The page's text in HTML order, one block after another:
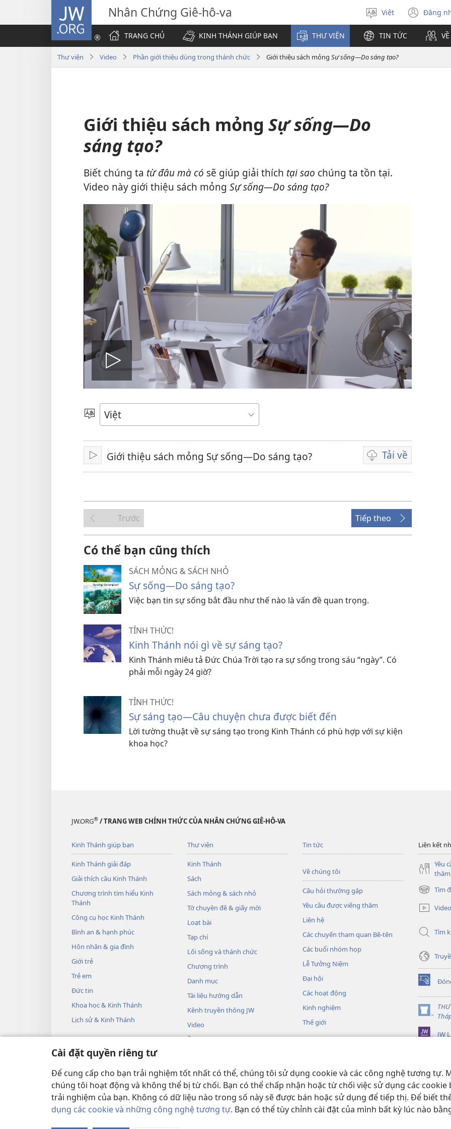
Cài đặt quyền riêng tư
Để cung cấp cho bạn trải nghiệm tốt nhất có thể, chúng tôi sử dụng cookie và các công nghệ tương tự.
chúng tôi hoạt động và không thể bị từ chối. Bạn có thể chấp nhận hoặc từ chối việc sử dụng các
trải nghiệm của bạn. Không có dữ liệu nào trong số này sẽ được bán hoặc sử dụng để tiếp thị. Để biết
dụng các cookie và những công nghệ tương tự. Bạn có thể tùy chỉnh cài đặt của mình bất kỳ lúc nào
JW.ORG Nhân Chứng Giê-hô-va
Chọn
ngôn
ngữ
Việt Đăng(mở
cửa
sổ
mới)
TRANG CHỦ
KINH THÁNH GIÚP BẠN THƯ VIỆN TIN TỨC
Thư viện Video Phần giới thiệu dùng trong thánh chức Giới thiệu sách mỏng Sự sống—Do sáng tạo?
Giới thiệu sách mỏng Sự sống—Do
sáng tạo?
Biết chúng ta từ đâu mà có sẽ giúp giải thích tại sao chúng ta tồn tại.
Video này giới thiệu sách mỏng Sự sống​—Do sáng tạo?
Bật
video
Chọn
ngôn
ngữ
BậtGiới thiệu sách mỏng Sự sống—Do sáng tạo? Tải về
Lựa
chọn
về
video
Trước Tiếp theo
Có thể bạn cũng thích
SÁCH MỎNG & SÁCH NHỎ
Sự sống—Do sáng tạo?
Việc bạn tin sự sống bắt đầu như thế nào là vấn đề quan trọng.
TỈNH THỨC!
Kinh Thánh nói gì về sự sáng tạo?
Kinh Thánh miêu tả Ðức Chúa Trời tạo ra sự sống trong sáu “ngày”. Có
phải mỗi ngày 24 giờ?
TỈNH THỨC!
Sự sáng tạo—Câu chuyện chưa được biết đến
Lời tường thuật về sự sáng tạo trong Kinh Thánh có phù hợp với sự kiện
khoa học?
JW.ORG® / TRANG WEB CHÍNH THỨC CỦA NHÂN CHỨNG GIÊ-HÔ-VA
Kinh Thánh giúp bạn
Kinh Thánh giải đáp
Giải thích câu Kinh Thánh
Chương trình tìm hiểu Kinh
Thánh
Công cụ học Kinh Thánh
Bình an & hạnh phúc
Hôn nhân & gia đình
Giới trẻ
Trẻ em
Đức tin
Khoa học & Kinh Thánh
Lịch sử & Kinh Thánh
Thư viện
Kinh Thánh
Sách
Sách mỏng & sách nhỏ
Tờ chuyên đề & giấy mời
Loạt bài
Tạp chí
Lối sống và thánh chức
Chương trình
Danh mục
Tài liệu hướng dẫn
Kênh truyền thông JW
Video
Âm nhạc
Phần đọc Kinh Thánh sống động
Tin tức
Về chúng tôi
Câu hỏi thường gặp
Yêu cầu được viếng thăm
Liên hệ
Các chuyến tham quan Bê-tên
Các buổi nhóm họp
Lễ Tưởng Niệm
Đại hội
Các hoạt động
Kinh nghiệm
Thế giới
Liên kết
Yêu
thăm
Tìm
(mở
cửa
sổ
Video
Tìm
(mở
cửa
sổ
mới)
(mở
cửa
sổ
JW
Copyright© 2026 Watch Tower Bible and Tract Society of Pennsylvania. ĐIỀU KHOẢN SỬ DỤNG|CHÍNH SÁCH